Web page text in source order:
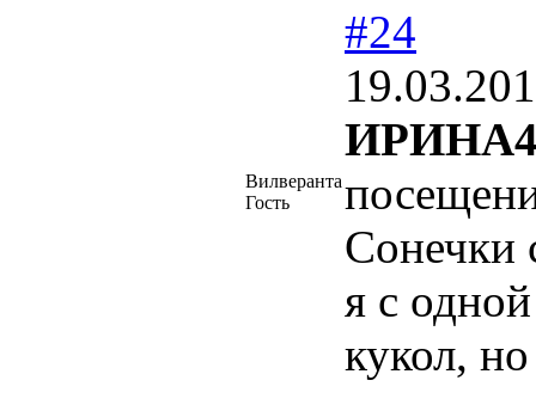
Вилверанта
Гость
#24
Сонечки
я с
кукол,